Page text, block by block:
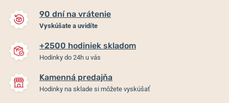
90 dní na vrátenie
Vyskúšate a uvidíte
+2500 hodiniek skladom
Hodinky do 24h u vás
Kamenná predajňa
Hodinky na sklade si môžete vyskúšať